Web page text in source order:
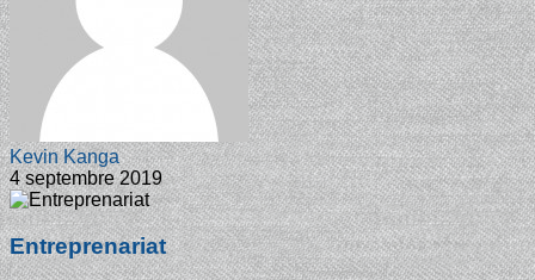
Kevin Kanga
4 septembre 2019
Entreprenariat